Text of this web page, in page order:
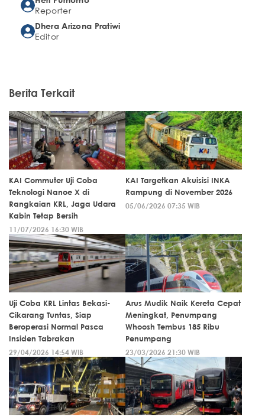
Reporter
Dhera Arizona Pratiwi
Editor
Berita Terkait
KAI Commuter Uji Coba
Teknologi Nanoe X di
Rangkaian KRL, Jaga Udara
Kabin Tetap Bersih
11/07/2026 16:30 WIB
KAI Targetkan Akuisisi INKA
Rampung di November 2026
05/06/2026 07:35 WIB
Uji Coba KRL Lintas Bekasi-
Cikarang Tuntas, Siap
Beroperasi Normal Pasca
Insiden Tabrakan
29/04/2026 14:54 WIB
Arus Mudik Naik Kereta Cepat
Meningkat, Penumpang
Whoosh Tembus 185 Ribu
Penumpang
23/03/2026 21:30 WIB